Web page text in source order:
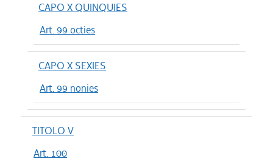
CAPO X QUINQUIES
Art. 99 octies
CAPO X SEXIES
Art. 99 nonies
TITOLO V
Art. 100